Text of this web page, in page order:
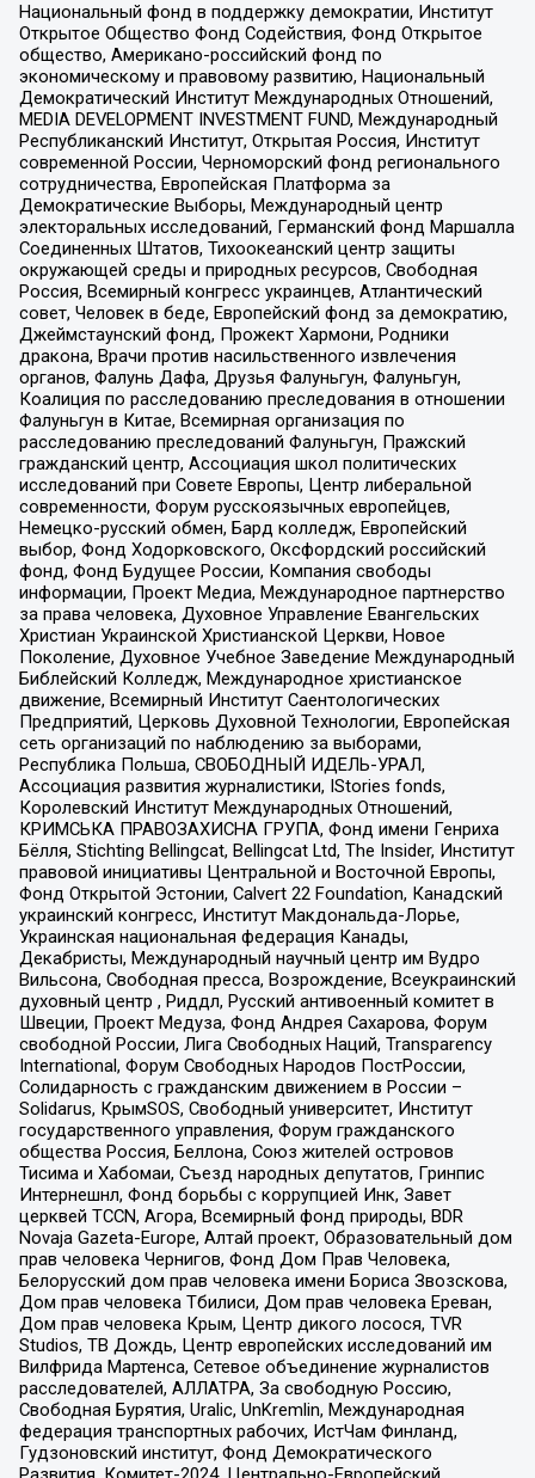
Национальный фонд в поддержку демократии, Институт
Открытое Общество Фонд Содействия, Фонд Открытое
общество, Американо-российский фонд по
экономическому и правовому развитию, Национальный
Демократический Институт Международных Отношений,
MEDIA DEVELOPMENT INVESTMENT FUND, Международный
Республиканский Институт, Открытая Россия, Институт
современной России, Черноморский фонд регионального
сотрудничества, Европейская Платформа за
Демократические Выборы, Международный центр
электоральных исследований, Германский фонд Маршалла
Соединенных Штатов, Тихоокеанский центр защиты
окружающей среды и природных ресурсов, Свободная
Россия, Всемирный конгресс украинцев, Атлантический
совет, Человек в беде, Европейский фонд за демократию,
Джеймстаунский фонд, Прожект Хармони, Родники
дракона, Врачи против насильственного извлечения
органов, Фалунь Дафа, Друзья Фалуньгун, Фалуньгун,
Коалиция по расследованию преследования в отношении
Фалуньгун в Китае, Всемирная организация по
расследованию преследований Фалуньгун, Пражский
гражданский центр, Ассоциация школ политических
исследований при Совете Европы, Центр либеральной
современности, Форум русскоязычных европейцев,
Немецко-русский обмен, Бард колледж, Европейский
выбор, Фонд Ходорковского, Оксфордский российский
фонд, Фонд Будущее России, Компания свободы
информации, Проект Медиа, Международное партнерство
за права человека, Духовное Управление Евангельских
Христиан Украинской Христианской Церкви, Новое
Поколение, Духовное Учебное Заведение Международный
Библейский Колледж, Международное христианское
движение, Всемирный Институт Саентологических
Предприятий, Церковь Духовной Технологии, Европейская
сеть организаций по наблюдению за выборами,
Республика Польша, СВОБОДНЫЙ ИДЕЛЬ-УРАЛ,
Ассоциация развития журналистики, IStories fonds,
Королевский Институт Международных Отношений,
КРИМСЬКА ПРАВОЗАХИСНА ГРУПА, Фонд имени Генриха
Бёлля, Stichting Bellingcat, Bellingcat Ltd, The Insider, Институт
правовой инициативы Центральной и Восточной Европы,
Фонд Открытой Эстонии, Calvert 22 Foundation, Канадский
украинский конгресс, Институт Макдональда-Лорье,
Украинская национальная федерация Канады,
Декабристы, Международный научный центр им Вудро
Вильсона, Свободная пресса, Возрождение, Всеукраинский
духовный центр , Риддл, Русский антивоенный комитет в
Швеции, Проект Медуза, Фонд Андрея Сахарова, Форум
свободной России, Лига Свободных Наций, Transparеncy
International, Форум Свободных Народов ПостРоссии,
Солидарность с гражданским движением в России –
Solidarus, КрымSOS, Свободный университет, Институт
государственного управления, Форум гражданского
общества Россия, Беллона, Союз жителей островов
Тисима и Хабомаи, Съезд народных депутатов, Гринпис
Интернешнл, Фонд борьбы с коррупцией Инк, Завет
церквей TCCN, Агора, Всемирный фонд природы, BDR
Novaja Gazeta-Europe, Алтай проект, Образовательный дом
прав человека Чернигов, Фонд Дом Прав Человека,
Белорусский дом прав человека имени Бориса Звозскова,
Дом прав человека Тбилиси, Дом прав человека Ереван,
Дом прав человека Крым, Центр дикого лосося, TVR
Studios, ТВ Дождь, Центр европейских исследований им
Вилфрида Мартенса, Сетевое объединение журналистов
расследователей, АЛЛАТРА, За свободную Россию,
Свободная Бурятия, Uralic, UnKremlin, Международная
федерация транспортных рабочих, ИстЧам Финланд,
Гудзоновский институт, Фонд Демократического